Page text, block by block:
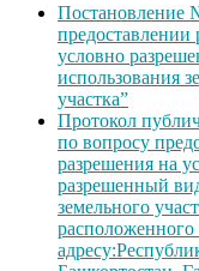
Постановление
предоставлении
условно
использования
участка”
Протокол
по вопросу
разрешения на
разрешенный
земельного
расположенного